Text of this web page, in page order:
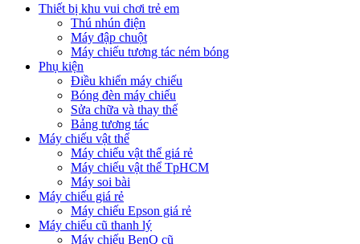
Thiết bị khu vui chơi trẻ em
Thú nhún điện
Máy đập chuột
Máy chiếu tương tác ném bóng
Phụ kiện
Điều khiển máy chiếu
Bóng đèn máy chiếu
Sửa chữa và thay thế
Bảng tương tác
Máy chiếu vật thể
Máy chiếu vật thể giá rẻ
Máy chiếu vật thể TpHCM
Máy soi bài
Máy chiếu giá rẻ
Máy chiếu Epson giá rẻ
Máy chiếu cũ thanh lý
Máy chiếu BenQ cũ